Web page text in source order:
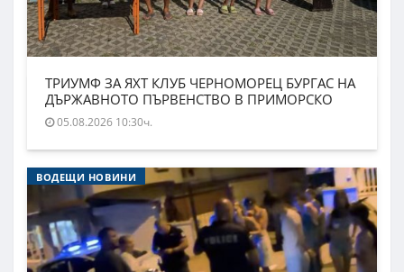
ТРИУМФ ЗА ЯХТ КЛУБ ЧЕРНОМОРЕЦ БУРГАС НА
ДЪРЖАВНОТО ПЪРВЕНСТВО В ПРИМОРСКО
05.08.2026 10:30ч.
ВОДЕЩИ НОВИНИ